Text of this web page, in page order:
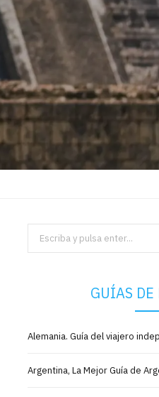
Search
for:
GUÍAS DE
Alemania. Guía del viajero
Argentina, La Mejor Guía de